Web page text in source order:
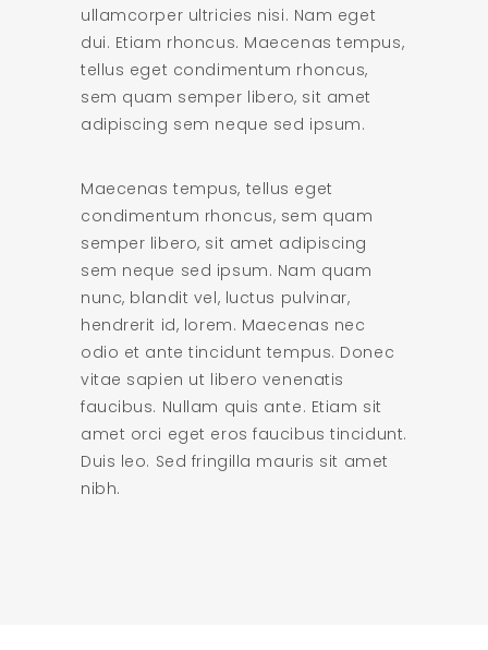
ullamcorper ultricies nisi. Nam eget
dui. Etiam rhoncus. Maecenas tempus,
tellus eget condimentum rhoncus,
sem quam semper libero, sit amet
adipiscing sem neque sed ipsum.
Maecenas tempus, tellus eget
condimentum rhoncus, sem quam
semper libero, sit amet adipiscing
sem neque sed ipsum. Nam quam
nunc, blandit vel, luctus pulvinar,
hendrerit id, lorem. Maecenas nec
odio et ante tincidunt tempus. Donec
vitae sapien ut libero venenatis
faucibus. Nullam quis ante. Etiam sit
amet orci eget eros faucibus tincidunt.
Duis leo. Sed fringilla mauris sit amet
nibh.